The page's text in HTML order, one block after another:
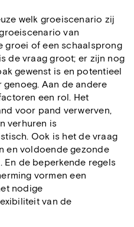
welk groeiscenario zij
van
groei of een schaalsprong
de vraag groot; er zijn nog
gewenst is en potentieel
Aan de andere
een rol. Het
voor pand verwerven,
verhuren is
Ook is het de vraag
en voldoende gezonde
de beperkende regels
vormen een
nodige
van de